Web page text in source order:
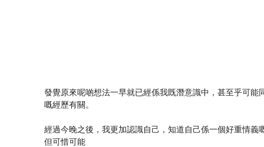
發覺原來呢啲想法一早就已經係我既潛意識中，甚至乎可能
嘅經歷有關。
經過今晚之後，我更加認識自己，知道自己係一個好重情義
但可惜可能